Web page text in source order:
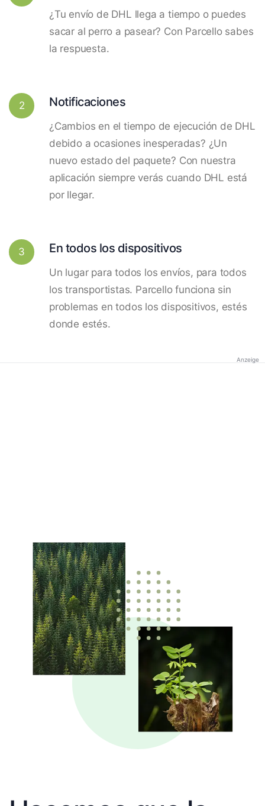
¿Tu envío de DHL llega a tiempo o puedes
sacar al perro a pasear? Con Parcello sabes
la respuesta.
2 Notificaciones
¿Cambios en el tiempo de ejecución de DHL
debido a ocasiones inesperadas? ¿Un
nuevo estado del paquete? Con nuestra
aplicación siempre verás cuando DHL está
por llegar.
3 En todos los dispositivos
Un lugar para todos los envíos, para todos
los transportistas. Parcello funciona sin
problemas en todos los dispositivos, estés
donde estés.
Anzeige